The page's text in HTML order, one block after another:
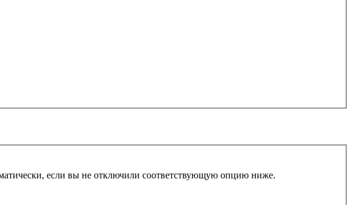
если вы не отключили соответствующую опцию ниже.